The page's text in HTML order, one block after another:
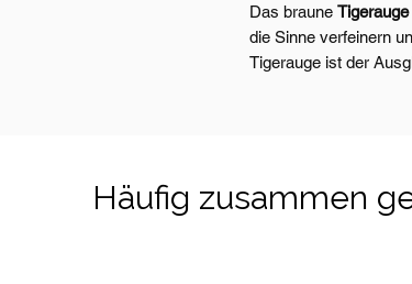
Das braune Tigerauge
die Sinne verfeinern
Tigerauge ist der
Häufig zusammen